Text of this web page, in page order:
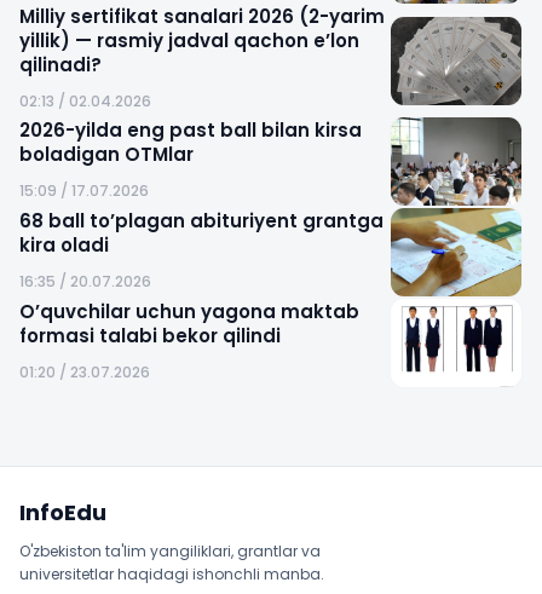
Milliy sertifikat sanalari 2026 (2-yarim
yillik) — rasmiy jadval qachon e’lon
qilinadi?
02:13 / 02.04.2026
2026-yilda eng past ball bilan kirsa
boladigan OTMlar
15:09 / 17.07.2026
68 ball to’plagan abituriyent grantga
kira oladi
16:35 / 20.07.2026
O’quvchilar uchun yagona maktab
formasi talabi bekor qilindi
01:20 / 23.07.2026
InfoEdu
O'zbekiston ta'lim yangiliklari, grantlar va
universitetlar haqidagi ishonchli manba.